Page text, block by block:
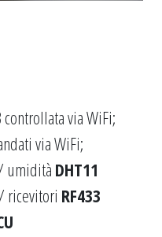
controllata via WiFi;
via WiFi;
umidità DHT11
ricevitori RF433